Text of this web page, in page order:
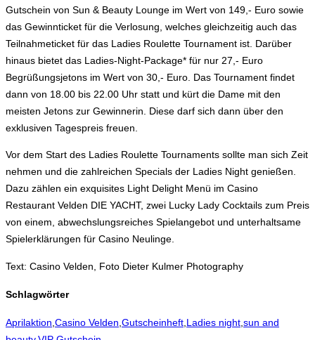
Gutschein von Sun & Beauty Lounge im Wert von 149,- Euro sowie
das Gewinnticket für die Verlosung, welches gleichzeitig auch das
Teilnahmeticket für das Ladies Roulette Tournament ist. Darüber
hinaus bietet das Ladies-Night-Package* für nur 27,- Euro
Begrüßungsjetons im Wert von 30,- Euro. Das Tournament findet
dann von 18.00 bis 22.00 Uhr statt und kürt die Dame mit den
meisten Jetons zur Gewinnerin. Diese darf sich dann über den
exklusiven Tagespreis freuen.
Vor dem Start des Ladies Roulette Tournaments sollte man sich Zeit
nehmen und die zahlreichen Specials der Ladies Night genießen.
Dazu zählen ein exquisites Light Delight Menü im Casino
Restaurant Velden DIE YACHT, zwei Lucky Lady Cocktails zum Preis
von einem, abwechslungsreiches Spielangebot und unterhaltsame
Spielerklärungen für Casino Neulinge.
Text: Casino Velden, Foto Dieter Kulmer Photography
Schlagwörter
Aprilaktion,Casino Velden,Gutscheinheft,Ladies night,sun and